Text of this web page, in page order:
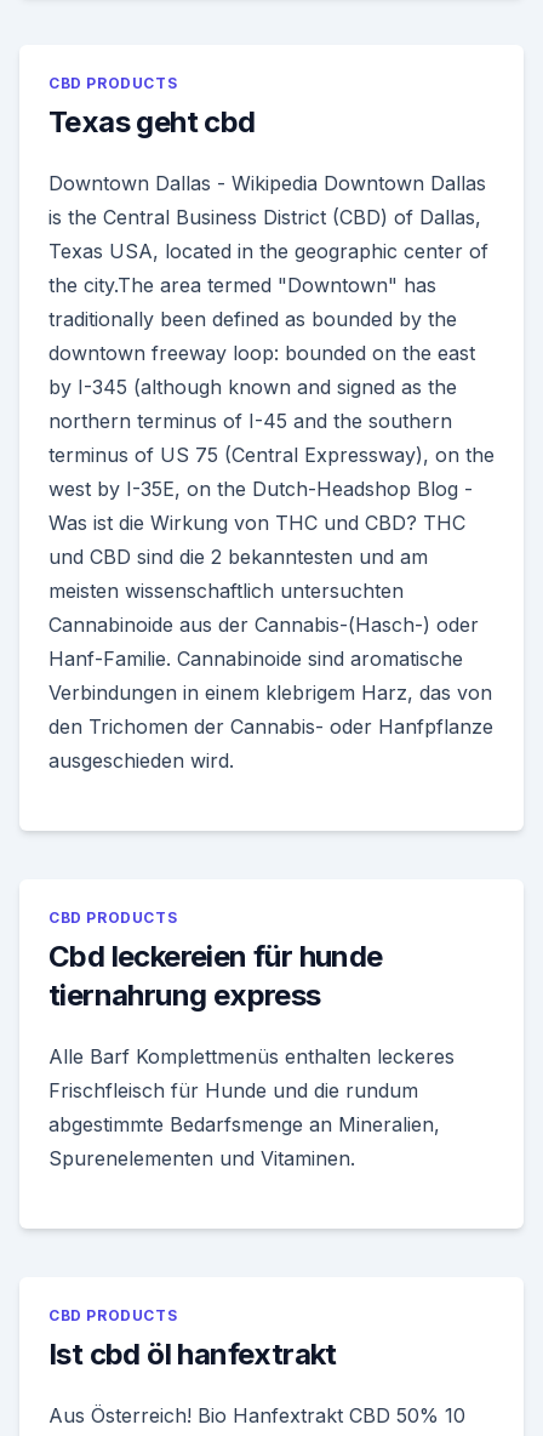
CBD PRODUCTS
Texas geht cbd
Downtown Dallas - Wikipedia Downtown Dallas
is the Central Business District (CBD) of Dallas,
Texas USA, located in the geographic center of
the city.The area termed "Downtown" has
traditionally been defined as bounded by the
downtown freeway loop: bounded on the east
by I-345 (although known and signed as the
northern terminus of I-45 and the southern
terminus of US 75 (Central Expressway), on the
west by I-35E, on the Dutch-Headshop Blog -
Was ist die Wirkung von THC und CBD? THC
und CBD sind die 2 bekanntesten und am
meisten wissenschaftlich untersuchten
Cannabinoide aus der Cannabis-(Hasch-) oder
Hanf-Familie. Cannabinoide sind aromatische
Verbindungen in einem klebrigem Harz, das von
den Trichomen der Cannabis- oder Hanfpflanze
ausgeschieden wird.
CBD PRODUCTS
Cbd leckereien für hunde
tiernahrung express
Alle Barf Komplettmenüs enthalten leckeres
Frischfleisch für Hunde und die rundum
abgestimmte Bedarfsmenge an Mineralien,
Spurenelementen und Vitaminen.
CBD PRODUCTS
Ist cbd öl hanfextrakt
Aus Österreich! Bio Hanfextrakt CBD 50% 10